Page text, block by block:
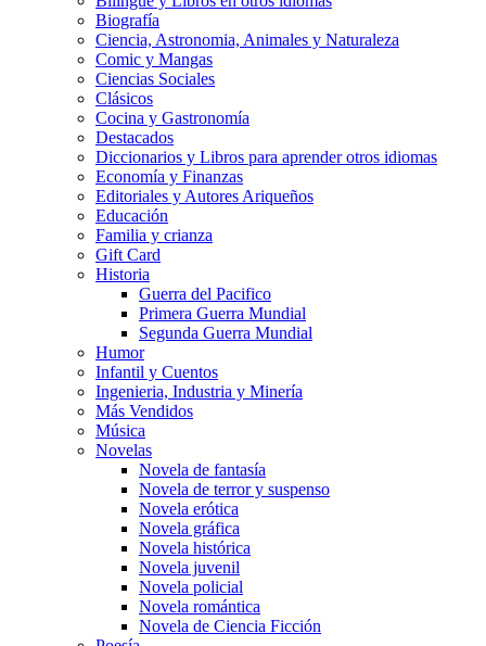
Biografía
Ciencia, Astronomia, Animales y Naturaleza
Comic y Mangas
Ciencias Sociales
Clásicos
Cocina y Gastronomía
Destacados
Diccionarios y Libros para aprender otros idiomas
Economía y Finanzas
Editoriales y Autores Ariqueños
Educación
Familia y crianza
Gift Card
Historia
Guerra del Pacifico
Primera Guerra Mundial
Segunda Guerra Mundial
Humor
Infantil y Cuentos
Ingenieria, Industria y Minería
Más Vendidos
Música
Novelas
Novela de fantasía
Novela de terror y suspenso
Novela erótica
Novela gráfica
Novela histórica
Novela juvenil
Novela policial
Novela romántica
Novela de Ciencia Ficción